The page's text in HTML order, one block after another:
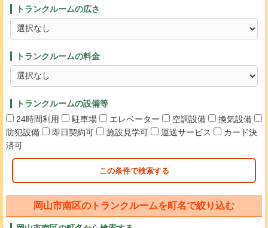
トランクルームの広さ
トランクルームの料金
トランクルームの設備等
24時間利用
駐車場 エレベーター 空調設備
換気設備
防犯設備
即日契約可 施設見学可 運送サービス
カード決
済可
この条件で検索する
岡山市南区のトランクルームを町名で絞り込む